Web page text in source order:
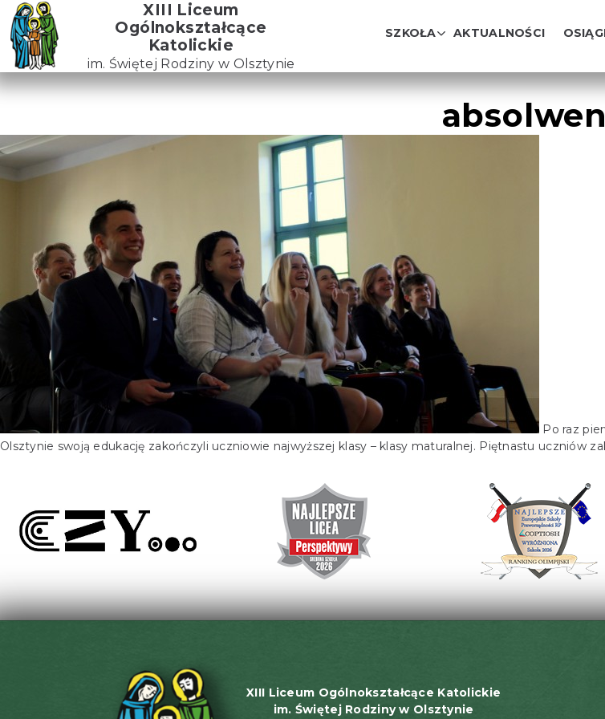
Skip
to
the
content
XIII Liceum
Ogólnokształcące
Katolickie
im. Świętej Rodziny w Olsztynie
SZKOŁA AKTUALNOŚCI
Po raz
Olsztynie swoją edukację zakończyli uczniowie najwyższej klasy – klasy maturalnej. Piętnastu uczniów
XIII Liceum Ogólnokształcące Katolickie
im. Świętej Rodziny w Olsztynie